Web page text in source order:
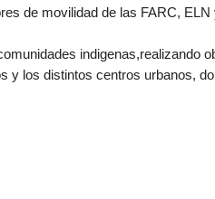
de movilidad de las FARC,
indigenas,realizando
y los distintos centros urbanos,